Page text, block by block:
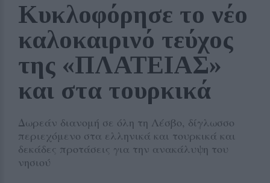
Κυκλοφόρησε το νέο
καλοκαιρινό τεύχος
της «ΠΛΑΤΕΙΑΣ»
και στα τουρκικά
Δωρεάν διανομή σε όλη τη Λέσβο, δίγλωσσο
περιεχόμενο στα ελληνικά και τουρκικά και
δεκάδες προτάσεις για την ανακάλυψη του
νησιού